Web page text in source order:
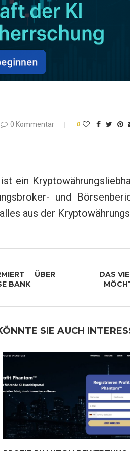
0 Kommentar 0
ein
und
aus der
ÜBER
BANK
DAS
SIE AUCH